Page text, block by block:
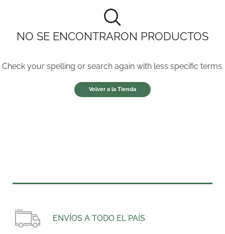
NO SE ENCONTRARON PRODUCTOS
Check your spelling or search again with less specific terms.
Volver a la Tienda
ENVÍOS A TODO EL PAÍS